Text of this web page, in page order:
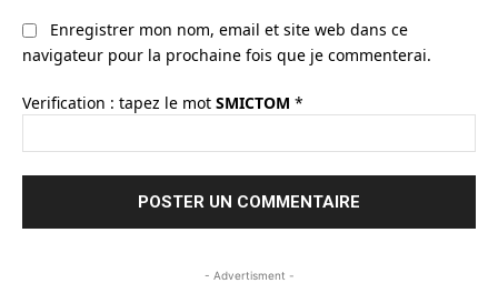
Enregistrer mon nom, email et site web dans ce
navigateur pour la prochaine fois que je commenterai.
Verification : tapez le mot SMICTOM *
- Advertisment -